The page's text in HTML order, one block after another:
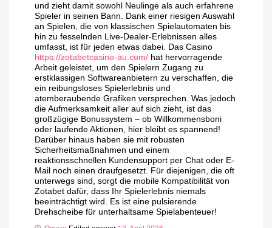
und zieht damit sowohl Neulinge als auch erfahrene
Spieler in seinen Bann. Dank einer riesigen Auswahl
an Spielen, die von klassischen Spielautomaten bis
hin zu fesselnden Live-Dealer-Erlebnissen alles
umfasst, ist für jeden etwas dabei. Das Casino
https://zotabetcasino-au.com/ hat hervorragende
Arbeit geleistet, um den Spielern Zugang zu
erstklassigen Softwareanbietern zu verschaffen, die
ein reibungsloses Spielerlebnis und
atemberaubende Grafiken versprechen. Was jedoch
die Aufmerksamkeit aller auf sich zieht, ist das
großzügige Bonussystem – ob Willkommensboni
oder laufende Aktionen, hier bleibt es spannend!
Darüber hinaus haben sie mit robusten
Sicherheitsmaßnahmen und einem
reaktionsschnellen Kundensupport per Chat oder E-
Mail noch einen draufgesetzt. Für diejenigen, die oft
unterwegs sind, sorgt die mobile Kompatibilität von
Zotabet dafür, dass Ihr Spielerlebnis niemals
beeinträchtigt wird. Es ist eine pulsierende
Drehscheibe für unterhaltsame Spielabenteuer!